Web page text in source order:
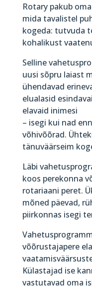
Rotary pakub
mida tavalistel
kogeda: tutvuda
kohalikust
Selline
uusi sõpru laiast
ühendavad
elualasid
elavaid inimesi
– isegi kui nad
võhivõõrad.
tänuväärseim
Läbi
koos perekonna
rotariaani peret.
mõned päevad,
piirkonnas isegi
võõrustajapere
Külastajad ise
vastutavad oma